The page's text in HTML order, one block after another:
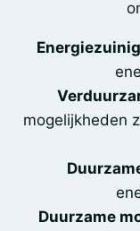
mogelijkheden
Duurzame